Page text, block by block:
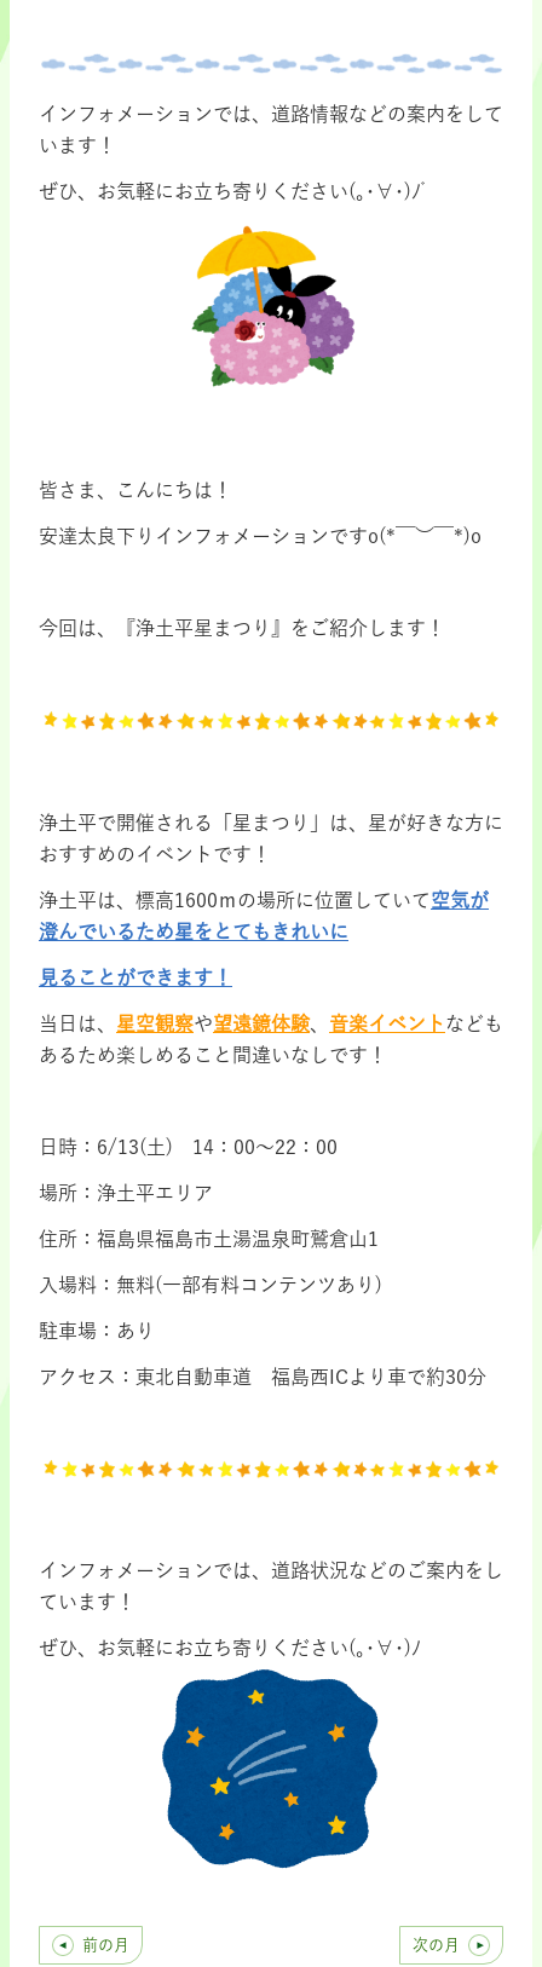
インフォメーションでは、道路情報などの案内をして
います！
ぜひ、お気軽にお立ち寄りください(｡･∀･)ﾉﾞ
皆さま、こんにちは！
安達太良下りインフォメーションですo(*￣︶￣*)o
今回は、『浄土平星まつり』をご紹介します！
浄土平で開催される「星まつり」は、星が好きな方に
おすすめのイベントです！
浄土平は、標高1600ｍの場所に位置していて空気が
澄んでいるため星をとてもきれいに
見ることができます！
当日は、 星空観察や望遠鏡体験、 音楽イベントなども
あるため楽しめること間違いなしです！
日時：6/13(土) 14：00～22：00
場所：浄土平エリア
住所：福島県福島市土湯温泉町鷲倉山1
入場料：無料(一部有料コンテンツあり)
駐車場：あり
アクセス：東北自動車道 福島西ICより車で約30分
インフォメーションでは、道路状況などのご案内をし
ています！
ぜひ、お気軽にお立ち寄りください(｡･∀･)ﾉ
前の月 次の月